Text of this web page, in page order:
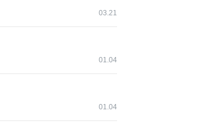
03.21
01.04
01.04